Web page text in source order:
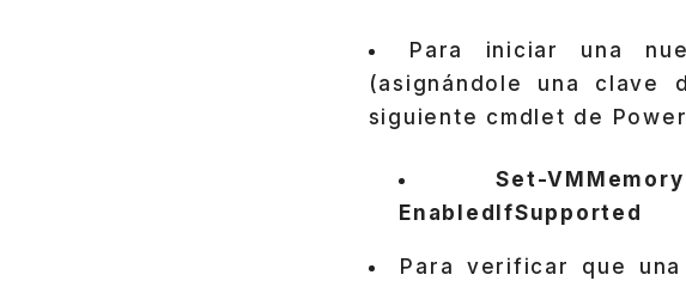
Para iniciar una
(asignándole una
siguiente cmdlet de
Set-
EnabledIfSupported
Para verificar que